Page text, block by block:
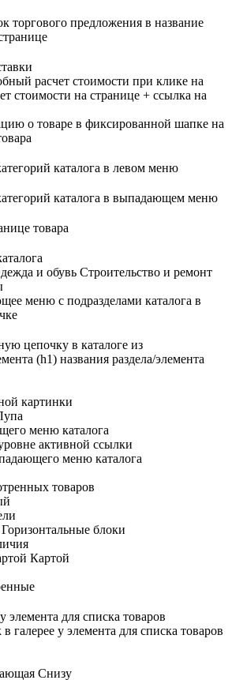
торгового предложения в название
расчет стоимости при клике на
стоимости на странице + ссылка на
о товаре в фиксированной шапке на
каталога в левом меню
каталога в выпадающем меню
товара
и обувь Строительство и ремонт
меню с подразделами каталога в
цепочку в каталоге из
(h1) названия раздела/элемента
картинки
меню каталога
активной ссылки
меню каталога
товаров
Горизонтальные блоки
Картой
элемента для списка товаров
галерее у элемента для списка товаров
Снизу